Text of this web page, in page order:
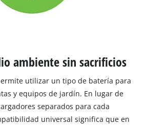
ambiente sin sacrificios
utilizar un tipo de batería para
y equipos de jardín. En lugar de
separados para cada
universal significa que en